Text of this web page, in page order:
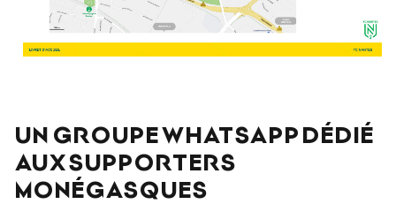
UN GROUPE WHATSAPP DÉDIÉ
AUX SUPPORTERS
MONÉGASQUES